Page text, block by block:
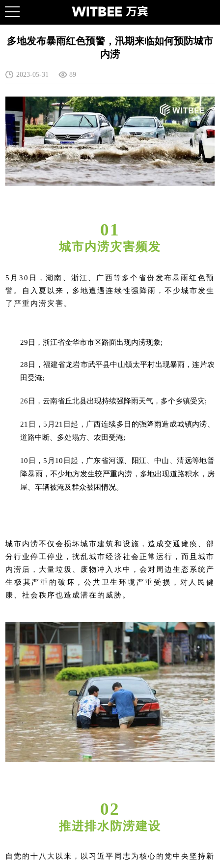
多地发布暴雨红色预警，汛期来临如何预防城市
内涝
2023-05-31 89
01
城市内涝灾害频发
5月30日，湖南、浙江、广西等多个省份发布暴雨红色预
警。自入夏以来，多地遭遇连续性强降雨，不少城市发生
了严重内涝灾害。
29日，浙江省金华市市区路面出现内涝现象;
28日，福建省龙岩市武平县中山镇太平村出现暴雨，连片农
田受淹;
26日，云南省丘北县出现持续强降雨天气，多个乡镇受灾;
21日，5月21日起，广西连续多日的强降雨造成城镇内涝、
道路中断、多处塌方、农田受淹;
10日，5月10日起，广东省河源、阳江、中山、清远等地普
降暴雨，不少地方发生较严重内涝，多地出现道路积水，房
屋、车辆被淹及群众被困情况。
城市内涝不仅会损坏城市建筑和设施，造成交通瘫痪、部
分行业停工停业，扰乱城市经济社会正常运行，而且城市
内涝后，大量垃圾、废物冲入水中，会对周边生态系统产
生极其严重的破坏，公共卫生环境严重受损，对人民健
康、社会秩序也造成潜在的威胁。
02
推进排水防涝建设
自党的十八大以来，以习近平同志为核心的党中央坚持新